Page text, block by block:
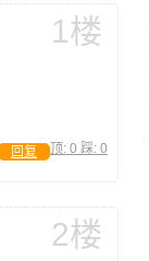
1楼
顶: 0 踩: 0
回复
2楼